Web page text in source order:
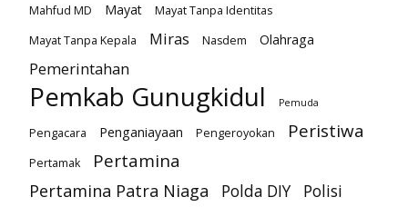
Mahfud MD
Mayat
Mayat Tanpa Identitas
Mayat Tanpa Kepala
Miras Nasdem Olahraga
Pemerintahan
Pemkab Gunugkidul Pemuda
Pengacara Penganiayaan Pengeroyokan Peristiwa
Pertamak Pertamina
Pertamina Patra Niaga Polda DIY
Polisi